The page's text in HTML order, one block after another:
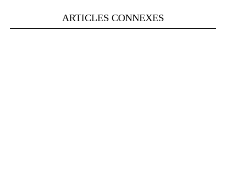
ARTICLES CONNEXES